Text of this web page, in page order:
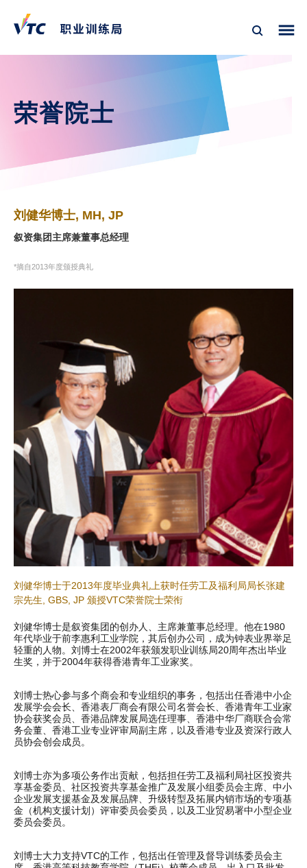
荣誉院士
刘健华博士, MH, JP
叙资集团主席兼董事总经理
*摘自2013年度颁授典礼
刘健华博士于2013年度毕业典礼上获时任劳工及福利局局长张建
宗先生, GBS, JP 颁授VTC荣誉院士荣衔
刘健华博士是叙资集团的创办人、主席兼董事总经理。他在1980
年代毕业于前李惠利工业学院，其后创办公司，成为钟表业界举足
轻重的人物。刘博士在2002年获颁发职业训练局20周年杰出毕业
生奖，并于2004年获得香港青年工业家奖。
刘博士热心参与多个商会和专业组织的事务，包括出任香港中小企
发展学会会长、香港表厂商会有限公司名誉会长、香港青年工业家
协会获奖会员、香港品牌发展局选任理事、香港中华厂商联合会常
务会董、香港工业专业评审局副主席，以及香港专业及资深行政人
员协会创会成员。
刘博士亦为多项公务作出贡献，包括担任劳工及福利局社区投资共
享基金委员、社区投资共享基金推广及发展小组委员会主席、中小
企业发展支援基金及发展品牌、升级转型及拓展内销市场的专项基
金（机构支援计划）评审委员会委员，以及工业贸易署中小型企业
委员会委员。
刘博士大力支持VTC的工作，包括出任管理及督导训练委员会主